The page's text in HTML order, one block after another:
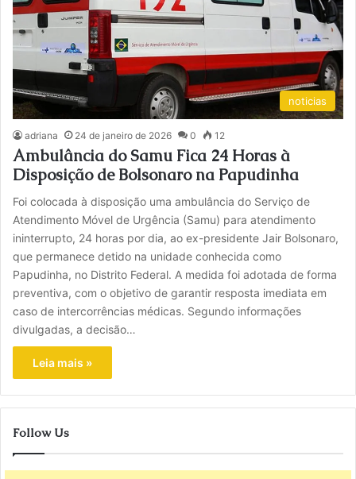
noticias
adriana 24 de janeiro de 2026 0 12
Ambulância do Samu Fica 24 Horas à
Disposição de Bolsonaro na Papudinha
Foi colocada à disposição uma ambulância do Serviço de
Atendimento Móvel de Urgência (Samu) para atendimento
ininterrupto, 24 horas por dia, ao ex-presidente Jair Bolsonaro,
que permanece detido na unidade conhecida como
Papudinha, no Distrito Federal. A medida foi adotada de forma
preventiva, com o objetivo de garantir resposta imediata em
caso de intercorrências médicas. Segundo informações
divulgadas, a decisão…
Leia mais »
Follow Us